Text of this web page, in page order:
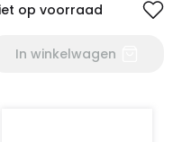
op voorraad
In winkelwagen